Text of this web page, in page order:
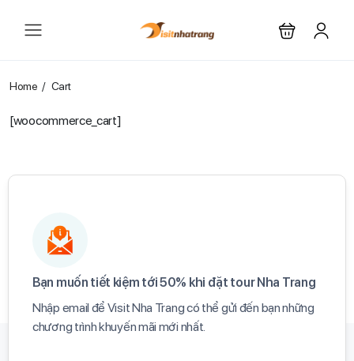
Home Cart
[woocommerce_cart]
Bạn muốn tiết kiệm tới 50% khi đặt tour Nha Trang​
Nhập email để Visit Nha Trang có thể gửi đến bạn những
chương trình khuyến mãi mới nhất.​